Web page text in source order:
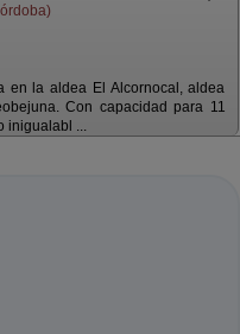
en la aldea El Alcornocal, aldea
Con capacidad para 11
inigualabl ...